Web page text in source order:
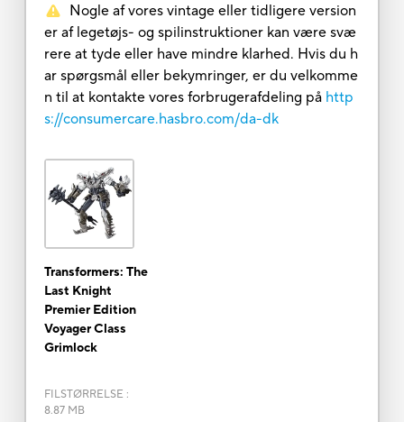
Nogle af vores vintage eller tidligere version
er af legetøjs- og spilinstruktioner kan være svæ
rere at tyde eller have mindre klarhed. Hvis du h
ar spørgsmål eller bekymringer, er du velkomme
n til at kontakte vores forbrugerafdeling på http
s://consumercare.hasbro.com/da-dk
Transformers: The
Last Knight
Premier Edition
Voyager Class
Grimlock
FILSTØRRELSE :
8.87 MB